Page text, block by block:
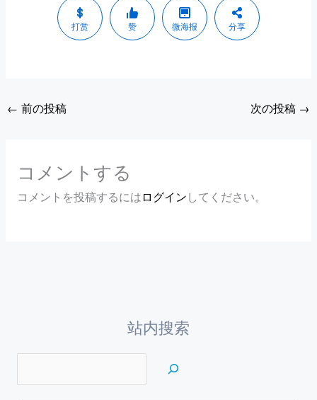
打赏 赞 微海报 分享
← 前の投稿 次の投稿 →
コメントする
コメントを投稿するにはログインしてください。
站内搜索